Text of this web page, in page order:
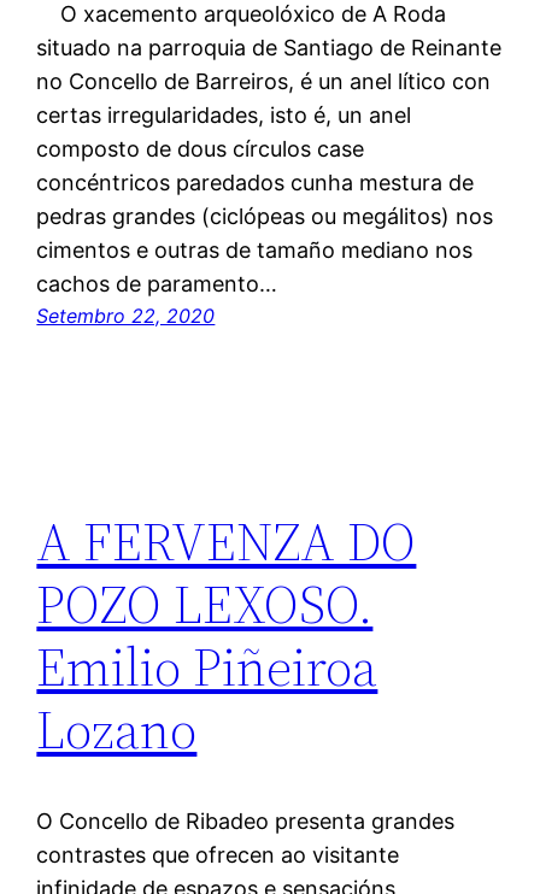
O xacemento arqueolóxico de A Roda
situado na parroquia de Santiago de Reinante
no Concello de Barreiros, é un anel lítico con
certas irregularidades, isto é, un anel
composto de dous círculos case
concéntricos paredados cunha mestura de
pedras grandes (ciclópeas ou megálitos) nos
cimentos e outras de tamaño mediano nos
cachos de paramento…
Setembro 22, 2020
A FERVENZA DO
POZO LEXOSO.
Emilio Piñeiroa
Lozano
O Concello de Ribadeo presenta grandes
contrastes que ofrecen ao visitante